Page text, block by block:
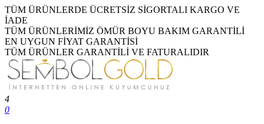
TÜM ÜRÜNLERDE ÜCRETSİZ SİGORTALI KARGO VE
İADE
TÜM ÜRÜNLERİMİZ ÖMÜR BOYU BAKIM GARANTİLİ
EN UYGUN FİYAT GARANTİSİ
TÜM ÜRÜNLER GARANTİLİ VE FATURALIDIR
4
0